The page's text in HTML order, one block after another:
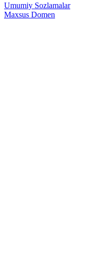
Umumiy Sozlamalar
Maxsus Domen